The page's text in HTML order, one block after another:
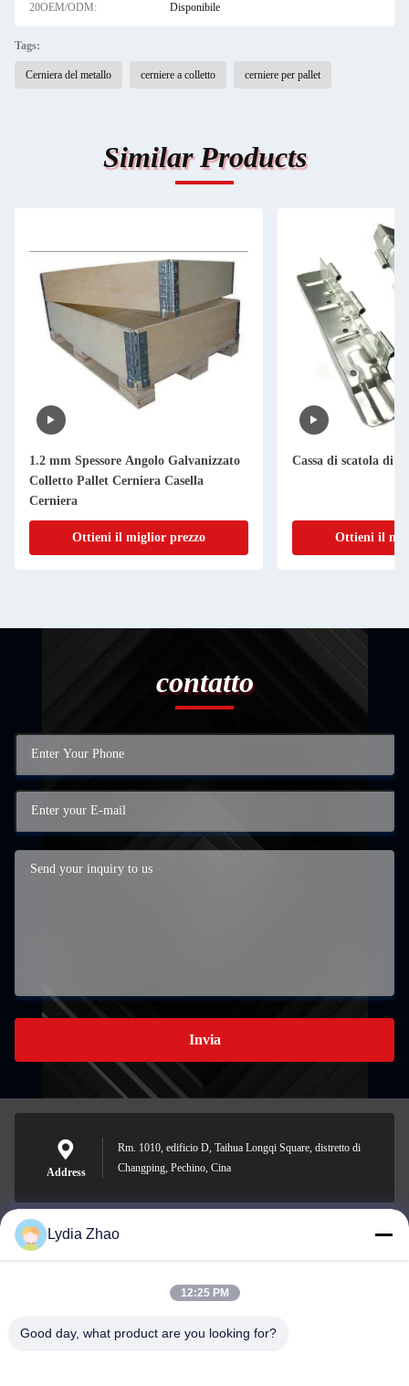
20OEM/ODM: Disponibile
Tags:
Cerniera del metallo cerniere a colletto cerniere per pallet
Similar Products
1.2 mm Spessore Angolo Galvanizzato
Colletto Pallet Cerniera Casella
Cerniera
Ottieni il miglior prezzo
Cassa di scatola di
Ottieni il
contatto
Invia
Address
Rm. 1010, edificio D, Taihua Longqi Square, distretto di
Changping, Pechino, Cina
jesingd@vip.sina.com
Lydia Zhao
12:25 PM
Good day, what product are you looking for?